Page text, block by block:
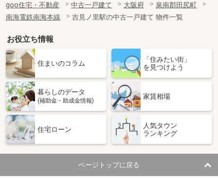
goo住宅・不動産 中古一戸建て 大阪府
泉南郡田尻町
南海電鉄南海本線
吉見ノ里駅の中古一戸建て 物件一覧
お役立ち情報
住まいのコラム
「住みたい街」
を見つけよう
暮らしのデータ
(補助金・助成金情報)
家賃相場
住宅ローン
人気タウン
ランキング
ページトップに戻る